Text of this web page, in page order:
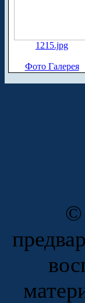
1215.jpg
Фото Галерея
©